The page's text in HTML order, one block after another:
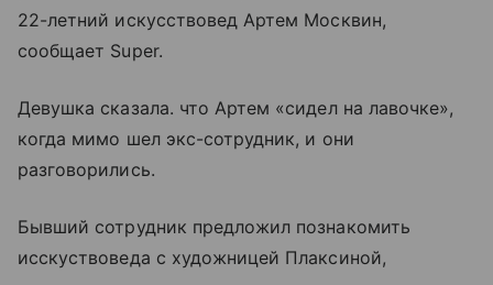
22-летний искусствовед Артем Москвин,
сообщает Super.
Девушка сказала. что Артем «сидел на лавочке»,
когда мимо шел экс-сотрудник, и они
разговорились.
Бывший сотрудник предложил познакомить
исскуствоведа с художницей Плаксиной,